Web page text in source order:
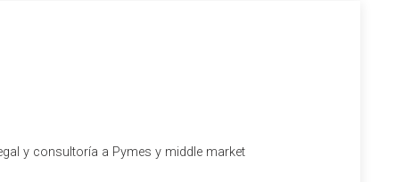
y consultoría a Pymes y middle market